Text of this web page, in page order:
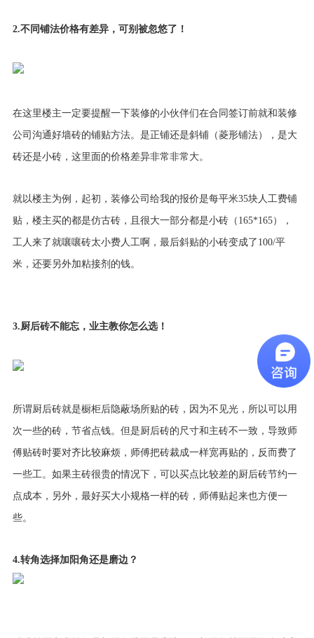
2.不同铺法价格有差异，可别被忽悠了！
在这里楼主一定要提醒一下装修的小伙伴们在合同签订前就和装修
公司沟通好墙砖的铺贴方法。是正铺还是斜铺（菱形铺法），是大
砖还是小砖，这里面的价格差异非常非常大。
就以楼主为例，起初，装修公司给我的报价是每平米35块人工费铺
贴，楼主买的都是仿古砖，且很大一部分都是小砖（165*165），
工人来了就嚷嚷砖太小费人工啊，最后斜贴的小砖变成了100/平
米，还要另外加粘接剂的钱。
3.厨后砖不能忘，业主教你怎么选！
所谓厨后砖就是橱柜后隐蔽场所贴的砖，因为不见光，所以可以用
次一些的砖，节省点钱。但是厨后砖的尺寸和主砖不一致，导致师
傅贴砖时要对齐比较麻烦，师傅把砖裁成一样宽再贴的，反而费了
一些工。如果主砖很贵的情况下，可以买点比较差的厨后砖节约一
点成本，另外，最好买大小规格一样的砖，师傅贴起来也方便一
些。
4.转角选择加阳角还是磨边？